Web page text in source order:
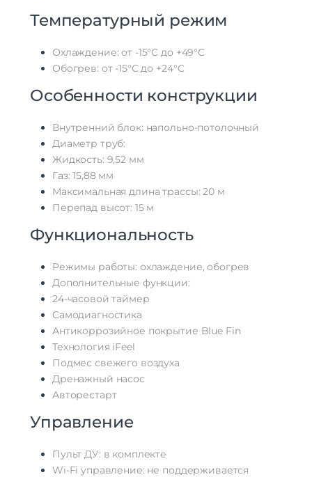
Температурный режим
Охлаждение: от -15°C до +49°C
Обогрев: от -15°C до +24°C
Особенности конструкции
Внутренний блок: напольно-потолочный
Диаметр труб:
Жидкость: 9,52 мм
Газ: 15,88 мм
Максимальная длина трассы: 20 м
Перепад высот: 15 м
Функциональность
Режимы работы: охлаждение, обогрев
Дополнительные функции:
24-часовой таймер
Самодиагностика
Антикоррозийное покрытие Blue Fin
Технология iFeel
Подмес свежего воздуха
Дренажный насос
Авторестарт
Управление
Пульт ДУ: в комплекте
Wi-Fi управление: не поддерживается